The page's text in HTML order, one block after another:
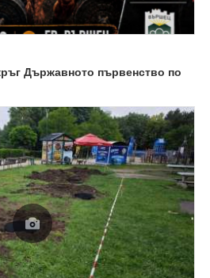
Държавното първенство по